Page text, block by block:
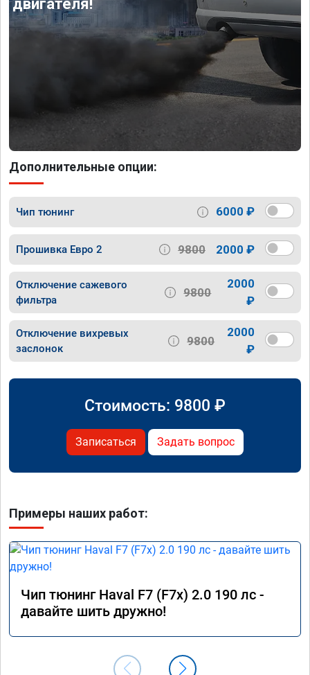
двигателя!
Дополнительные опции:
Чип тюнинг 6000 ₽
Прошивка Евро 2 9800 2000 ₽
Отключение сажевого
фильтра
9800
2000
₽
Отключение вихревых
заслонок
9800
2000
₽
Стоимость: 9800 ₽
Записаться Задать вопрос
Примеры наших работ:
Чип тюнинг Haval F7 (F7x) 2.0 190 лс -
давайте шить дружно!